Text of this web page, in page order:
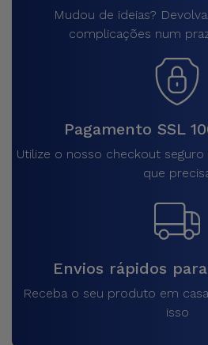
Mudou de ideias?
complicações num
Pagamento SSL
Utilize o nosso checkout
que
Envios rápidos
Receba o seu produto em
isso